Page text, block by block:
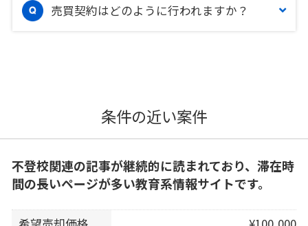
売買契約はどのように行われますか？
条件の近い案件
不登校関連の記事が継続的に読まれており、滞在時
間の長いページが多い教育系情報サイトです。